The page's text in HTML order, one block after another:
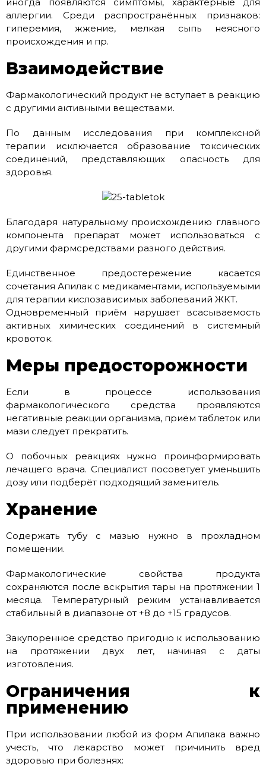
аллергии. Среди распространённых признаков:
гиперемия, жжение, мелкая сыпь неясного
происхождения и пр.
Взаимодействие
Фармакологический продукт не вступает в реакцию
с другими активными веществами.
По данным исследования при комплексной
терапии исключается образование токсических
соединений, представляющих опасность для
здоровья.
Благодаря натуральному происхождению главного
компонента препарат может использоваться с
другими фармсредствами разного действия.
Единственное предостережение касается
сочетания Апилак с медикаментами, используемыми
для терапии кислозависимых заболеваний ЖКТ.
Одновременный приём нарушает всасываемость
активных химических соединений в системный
кровоток.
Меры предосторожности
Если в процессе использования
фармакологического средства проявляются
негативные реакции организма, приём таблеток или
мази следует прекратить.
О побочных реакциях нужно проинформировать
лечащего врача. Специалист посоветует уменьшить
дозу или подберёт подходящий заменитель.
Хранение
Содержать тубу с мазью нужно в прохладном
помещении.
Фармакологические свойства продукта
сохраняются после вскрытия тары на протяжении 1
месяца. Температурный режим устанавливается
стабильный в диапазоне от +8 до +15 градусов.
Закупоренное средство пригодно к использованию
на протяжении двух лет, начиная с даты
изготовления.
Ограничения к
применению
При использовании любой из форм Апилака важно
учесть, что лекарство может причинить вред
здоровью при болезнях: